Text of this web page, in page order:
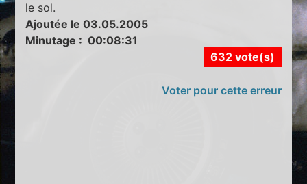
le sol.
Ajoutée le 03.05.2005
Minutage : 00:08:31
632 vote(s)
Voter pour cette erreur